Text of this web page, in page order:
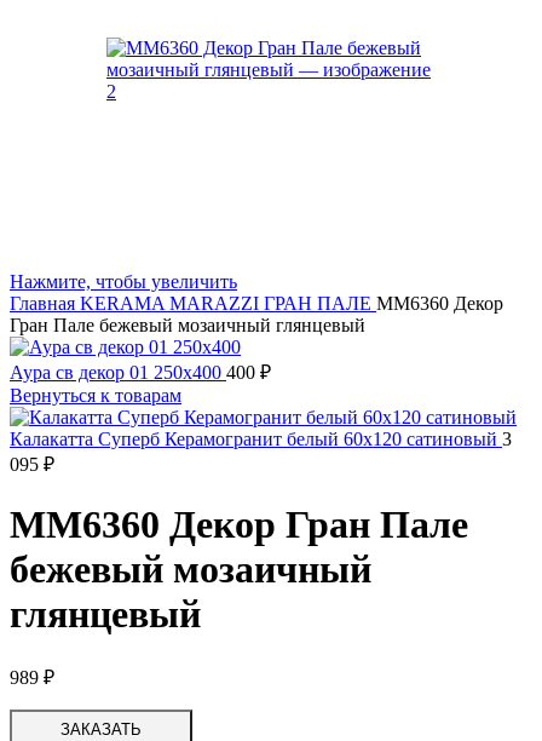
Нажмите, чтобы увеличить
Главная KERAMA MARAZZI ГРАН ПАЛЕ MM6360 Декор
Гран Пале бежевый мозаичный глянцевый
Аура св декор 01 250х400 400 ₽
Вернуться к товарам
Калакатта Суперб Керамогранит белый 60х120 сатиновый 3
095 ₽
MM6360 Декор Гран Пале
бежевый мозаичный
глянцевый
989 ₽
ЗАКАЗАТЬ